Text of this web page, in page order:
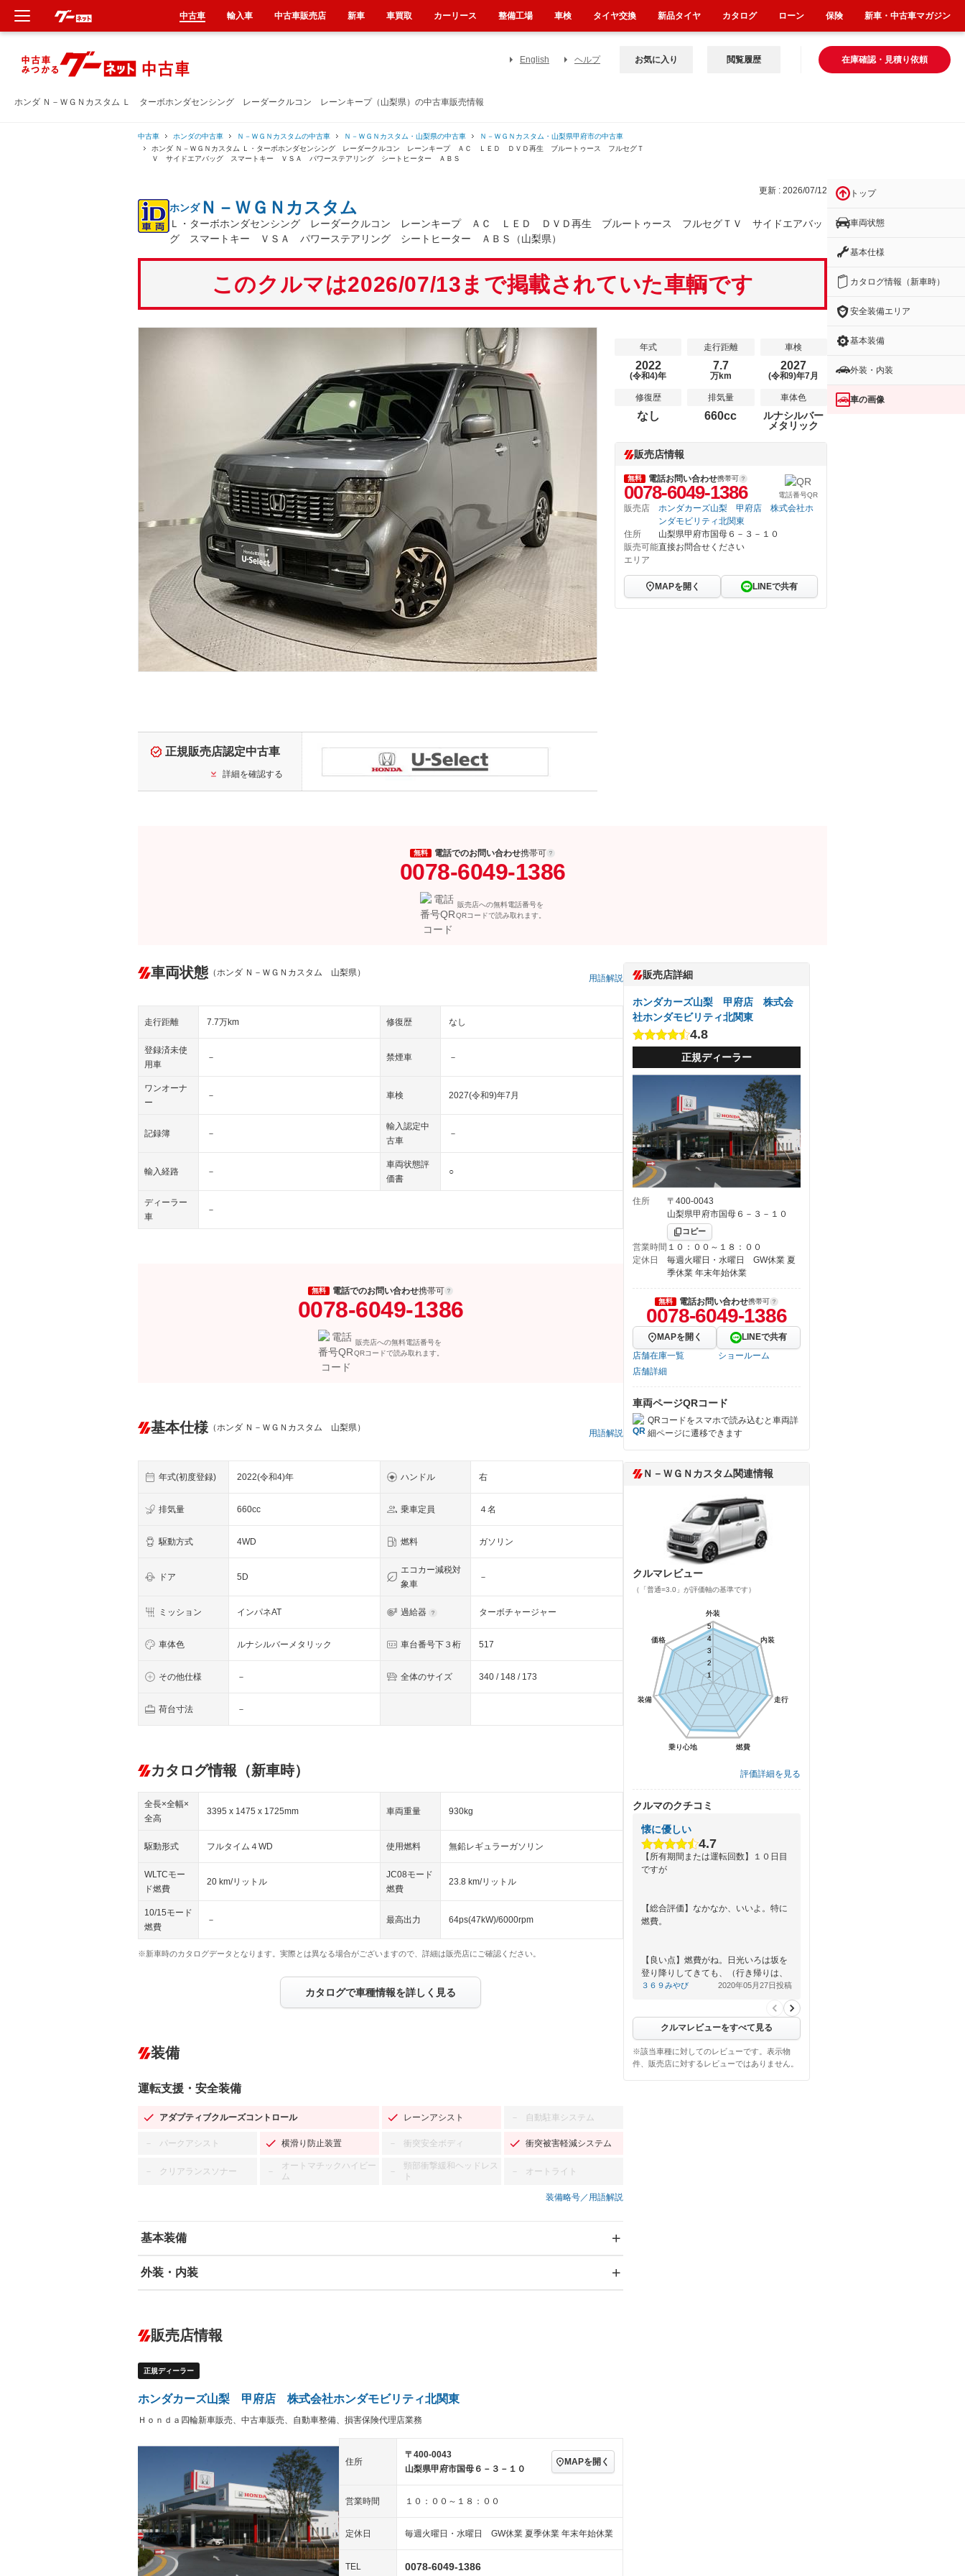
ホンダ Ｎ－ＷＧＮカスタム Ｌ ターボホンダセンシング レーダークルコン レーンキープ（山梨県）の中古車販売情報
English ヘルプ 在庫確認・見積り依頼
お気に入り 閲覧履歴
中古車 ホンダの中古車 Ｎ－ＷＧＮカスタムの中古車 Ｎ－ＷＧＮカスタム・山梨県の中古車
Ｎ－ＷＧＮカスタム・山梨県甲府市の中古車
ホンダ Ｎ－ＷＧＮカスタム Ｌ・ターボホンダセンシング レーダークルコン レーンキープ ＡＣ ＬＥＤ ＤＶＤ再生 ブルートゥース フルセグＴ
Ｖ サイドエアバッグ スマートキー ＶＳＡ パワーステアリング シートヒーター ＡＢＳ
更新 : 2026/07/12
ホンダＮ－ＷＧＮカスタム
Ｌ・ターボホンダセンシング レーダークルコン レーンキープ ＡＣ ＬＥＤ ＤＶＤ再生 ブルートゥース フルセグＴＶ サイドエアバッ
グ スマートキー ＶＳＡ パワーステアリング シートヒーター ＡＢＳ（山梨県）
このクルマは2026/07/13まで掲載されていた車輌です
正規販売店認定中古車
詳細を確認する
年式
2022
(令和4)年
走行距離
7.7
万km
車検
2027
(令和9)年7月
修復歴
なし
排気量
660cc
車体色
ルナシルバー
メタリック
販売店情報
無料 電話お問い合わせ携帯可
0078-6049-1386 電話番号QR
販売店
ホンダカーズ山梨 甲府店 株式会社ホ
ンダモビリティ北関東
住所
山梨県甲府市国母６－３－１０
販売可能
エリア
直接お問合せください
MAPを開く LINEで共有
無料 電話でのお問い合わせ携帯可
0078-6049-1386
販売店への無料電話番号を
QRコードで読み取れます。
車両状態 （ホンダ Ｎ－ＷＧＮカスタム 山梨県）
用語解説
走行距離 7.7万km 修復歴 なし
登録済未使
用車
－ 禁煙車 －
ワンオーナ
ー
－ 車検 2027(令和9)年7月
記録簿 －
輸入認定中
古車
－
輸入経路 －
車両状態評
価書
○
ディーラー
車
－
無料 電話でのお問い合わせ携帯可
0078-6049-1386
販売店への無料電話番号を
QRコードで読み取れます。
基本仕様 （ホンダ Ｎ－ＷＧＮカスタム 山梨県）
用語解説
年式(初度登録) 2022(令和4)年 ハンドル 右
排気量 660cc 乗車定員 ４名
駆動方式 4WD 燃料 ガソリン
ドア 5D
エコカー減税対
象車
－
ミッション インパネAT 過給器 ターボチャージャー
車体色 ルナシルバーメタリック 車台番号下３桁 517
その他仕様 － 全体のサイズ 340 / 148 / 173
荷台寸法 －
カタログ情報（新車時）
全長×全幅×
全高
3395 x 1475 x 1725mm 車両重量 930kg
駆動形式 フルタイム４WD 使用燃料 無鉛レギュラーガソリン
WLTCモー
ド燃費
20 km/リットル
JC08モード
燃費
23.8 km/リットル
10/15モード
燃費
－ 最高出力 64ps(47kW)/6000rpm
※新車時のカタログデータとなります。実際とは異なる場合がございますので、詳細は販売店にご確認ください。
カタログで車種情報を詳しく見る
装備
運転支援・安全装備
アダプティブクルーズコントロール レーンアシスト － 自動駐車システム
－ パークアシスト 横滑り防止装置 － 衝突安全ボディ 衝突被害軽減システム
－ クリアランスソナー －
オートマチックハイビー
ム
－
頸部衝撃緩和ヘッドレス
ト
－ オートライト
装備略号／用語解説
基本装備
エアバッグ：運転席/助手席/サイド
－ ダウンヒルアシストコントロール
Bluetooth接続
－ レンタカーアップ － 展示・試乗車 電動格納ミラー
外装・内装
オーディオ：CDまたはCDチェンジャー／ミュージック
サーバー
－
ヘッドライトウォッシャ
ー
LEDヘッドランプ － HID(キセノンライト) － ポータブルナビ
ETC － エアロ スマートキー
－ ランフラットタイヤ － パワーシート
フルフラットシート － チップアップシート オットマン － 電動格納サードシート
シートヒーター － ウォークスルー 後席モニター
－ フロントカメラ － シートエアコン
－ ルーフレール － エアサスペンション
販売店情報
正規ディーラー
ホンダカーズ山梨 甲府店 株式会社ホンダモビリティ北関東
Ｈｏｎｄａ四輪新車販売、中古車販売、自動車整備、損害保険代理店業務
住所
〒400-0043
山梨県甲府市国母６－３－１０
MAPを開く
営業時間 １０：００～１８：００
定休日 毎週火曜日・水曜日 GW休業 夏季休業 年末年始休業
TEL 0078-6049-1386
販売店詳細
ホンダカーズ山梨 甲府店 株式会
社ホンダモビリティ北関東
4.8
正規ディーラー
住所
〒400-0043
山梨県甲府市国母６－３－１０
コピー
営業時間 １０：００～１８：００
定休日
毎週火曜日・水曜日 GW休業 夏
季休業 年末年始休業
無料 電話お問い合わせ携帯可
0078-6049-1386
MAPを開く
LINEで共有
店舗在庫一覧
ショールーム
店舗詳細
車両ページQRコード
QRコードをスマホで読み込むと車両詳
細ページに遷移できます
Ｎ－ＷＧＮカスタム関連情報
クルマレビュー
（「普通=3.0」が評価軸の基準です）
外装
内装
走行
燃費
乗り心地
装備
価格
1
2
3
4
5
外装
内装
走行
燃費
乗り心地
装備
価格
1
2
3
4
5
評価詳細を見る
クルマのクチコミ
懐に優しい
4.7
【所有期間または運転回数】１０日目
ですが
【総合評価】なかなか、いいよ。特に
燃費。
【良い点】燃費がね。日光いろは坂を
登り降りしてきても、（行き帰りは、
一般道の山道）オートクルーズを多用
３６９みやび 2020年05月27日投稿
クルマレビューをすべて見る
※該当車種に対してのレビューです。表示物
件、販売店に対するレビューではありません。
トップ
車両状態
基本仕様
カタログ情報（新車時）
安全装備エリア
基本装備
外装・内装
車の画像
中古車 輸入車 中古車販売店 新車 車買取 カーリース 整備工場 車検 タイヤ交換 新品タイヤ カタログ ローン 保険 新車・中古車マガジン
新車
中古車